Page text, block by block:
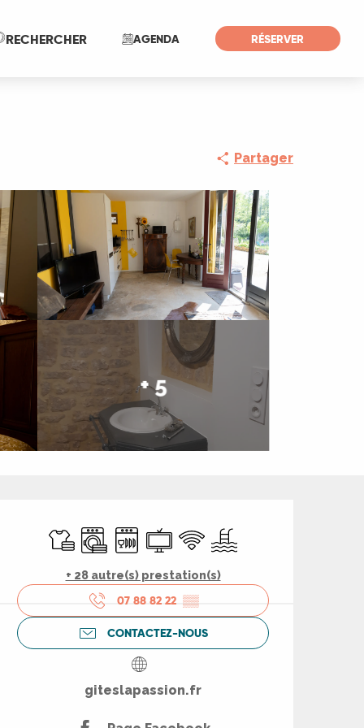
AGENDA RÉSERVER
RECHERCHERRecherche
Partager
+ 5
Ouverture et
Draps et linge
Lave lingeLave vaisselle
Télévision
WiFi Piscine
+ 28 autre(s) prestation(s)
07 88 82 22 ▒▒
CONTACTEZ-NOUS
giteslapassion.fr